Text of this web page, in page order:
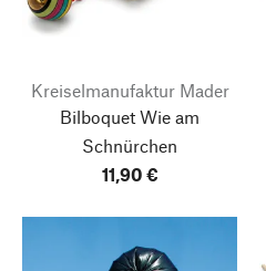
Kreiselmanufaktur Mader
Bilboquet Wie am
Schnürchen
11,90 €